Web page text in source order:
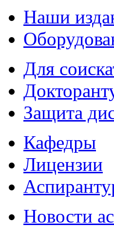
Наши
Для
Защита
Кафедры
Лицензии
Новости